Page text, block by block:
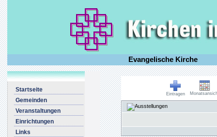
Evangelische Kirche
Startseite
Gemeinden
Veranstaltungen
Einrichtungen
Links
Eintragen